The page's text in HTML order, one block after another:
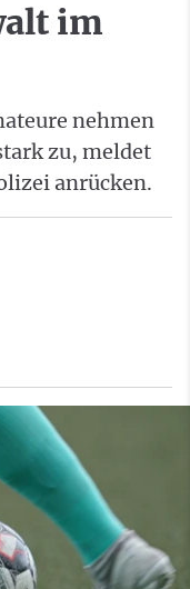
im
nehmen
zu, meldet
anrücken.